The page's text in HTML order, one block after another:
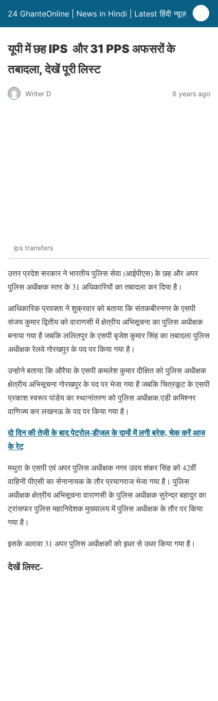
24 GhanteOnline | News in Hindi | Latest हिंदी न्यूज़
यूपी में छह IPS और 31 PPS अफसरों के
तबादला, देखें पूरी लिस्ट
Writer D 6 years ago
ips transfers
उत्तर प्रदेश सरकार ने भारतीय पुलिस सेवा (आईपीएस) के छह और अपर
पुलिस अधीक्षक स्तर के 31 अधिकारियों का तबादला कर दिया है।
आधिकारिक प्रवक्ता ने शुक्रवार को बताया कि संतकबीरनगर के एसपी
संजय कुमार द्वितीय को वाराणसी में क्षेत्रीय अभिसूचना का पुलिस अधीक्षक
बनाया गया है जबकि ललितपुर के एसपी बृजेश कुमार सिंह का तबादला पुलिस
अधीक्षक रेलवे गोरखपुर के पद पर किया गया है।
उन्होने बताया कि औरैया के एसपी कमलेश कुमार दीक्षित को पुलिस अधीक्षक
क्षेत्रीय अभिसूचना गोरखपुर के पद पर भेजा गया है जबकि चित्रकूट के एसपी
प्रकाश स्वरूप पांडेय का स्थानांतरण को पुलिस अधीक्षक.एडी कमिश्नर
वाणिज्य कर लखनऊ के पद पर किया गया है।
दो दिन की तेजी के बाद पेट्रोल-डीजल के दामों में लगी ब्रेक, चेक करें आज
के रेट
मथुरा के एसपी एवं अपर पुलिस अधीक्षक नगर उदय शंकर सिंह को 42वीं
वाहिनी पीएसी का सेनानायक के तौर प्रयागराज भेजा गया है। पुलिस
अधीक्षक क्षेत्रीय अभिसूचना वाराणसी के पुलिस अधीक्षक सुरेन्द्र बहादुर का
ट्रांसफर पुलिस महानिदेशक मुख्यालय में पुलिस अधीक्षक के तौर पर किया
गया है।
इसके अलावा 31 अपर पुलिस अधीक्षकों काे इधर से उधर किया गया है।
देखें लिस्ट-